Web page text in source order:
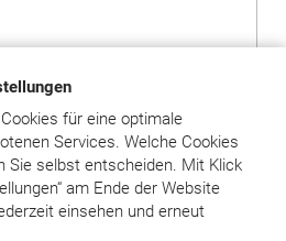
für eine optimale
Services. Welche Cookies
Sie selbst entscheiden. Mit Klick
am Ende der Website
einsehen und erneut
Kosten und
begründet und kein
nichts kündigen: Nach Ablauf
wird der Zugang
Folgeverträge entstehen